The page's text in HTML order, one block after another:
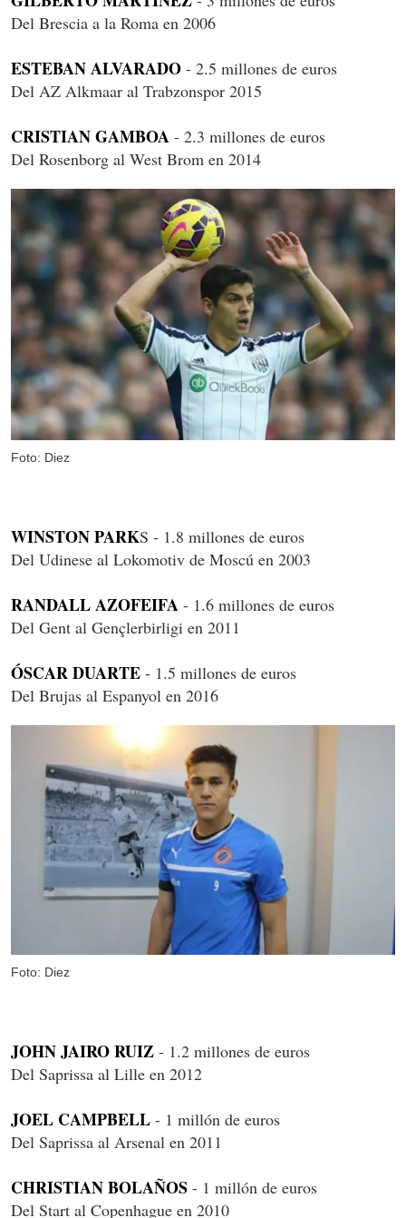
Del Brescia a la Roma en 2006
ESTEBAN ALVARADO - 2.5 millones de euros
Del AZ Alkmaar al Trabzonspor 2015
CRISTIAN GAMBOA - 2.3 millones de euros
Del Rosenborg al West Brom en 2014
Foto: Diez
WINSTON PARKS - 1.8 millones de euros
Del Udinese al Lokomotiv de Moscú en 2003
RANDALL AZOFEIFA - 1.6 millones de euros
Del Gent al Gençlerbirligi en 2011
ÓSCAR DUARTE - 1.5 millones de euros
Del Brujas al Espanyol en 2016
Foto: Diez
JOHN JAIRO RUIZ - 1.2 millones de euros
Del Saprissa al Lille en 2012
JOEL CAMPBELL - 1 millón de euros
Del Saprissa al Arsenal en 2011
CHRISTIAN BOLAÑOS - 1 millón de euros
Del Start al Copenhague en 2010